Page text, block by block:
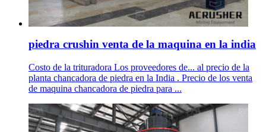
piedra crushin venta de la maquina en la india
Costo de la trituradora Los proveedores de... al precio de la
planta chancadora de piedra en la India . Precio de los venta
de maquina chancadora de piedra para ...